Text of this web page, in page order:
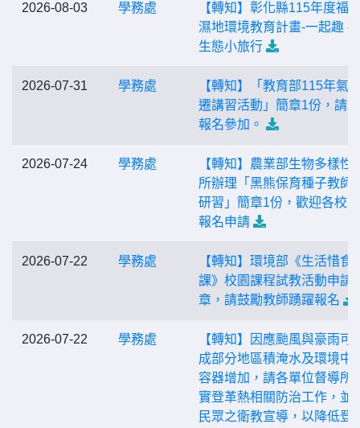
2026-08-03 學務處
【轉知】彰化縣115年度福
濕地環境教育計畫-一起趣
生態小旅行
2026-07-31 學務處
【轉知】「教育部115年氣
遷講習活動」簡章1份，請
報名參加。
2026-07-24 學務處
【轉知】農業部生物多樣性
所辦理「黑熊保育種子教師
研習」簡章1份，歡迎各校
報名申請
2026-07-22 學務處
【轉知】環境部《生活惜食
課》校園課程試教活動申請
章，請鼓勵教師踴躍報名
2026-07-22 學務處
【轉知】因應颱風與豪雨可
成部分地區積淹水及環境中
容器增加，請各單位督導所
實登革熱相關防治工作，並
民眾之衛教宣導，以降低登